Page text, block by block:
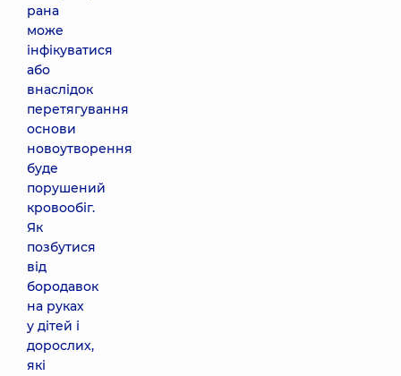
рана
може
інфікуватися
або
внаслідок
перетягування
основи
новоутворення
буде
порушений
кровообіг.
Як
позбутися
від
бородавок
на руках
у дітей і
дорослих,
які